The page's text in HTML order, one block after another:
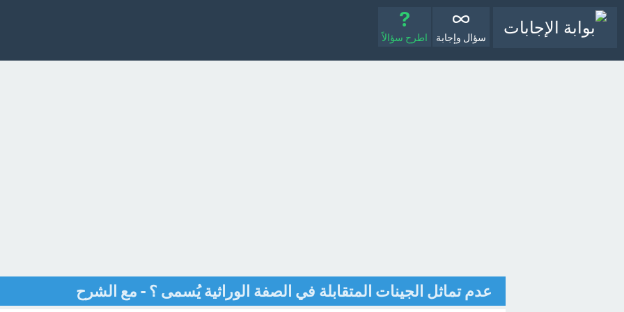
سؤال وإجابة اطرح سؤالاً
عدم تماثل الجينات المتقابلة في الصفة الوراثية يُسمى ؟ - مع الشرح